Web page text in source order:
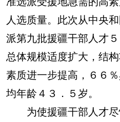
人选质量。此次从中央
派第九批援疆干部人才
总体规模适度扩大，结
素质进一步提高，６６
均年龄４３．５岁。
为使援疆干部人才尽